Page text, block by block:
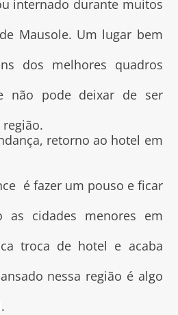
internado durante muitos
Mausole. Um lugar bem
dos melhores quadros
não pode deixar de ser
retorno ao hotel em
é fazer um pouso e ficar
as cidades menores em
troca de hotel e acaba
nessa região é algo